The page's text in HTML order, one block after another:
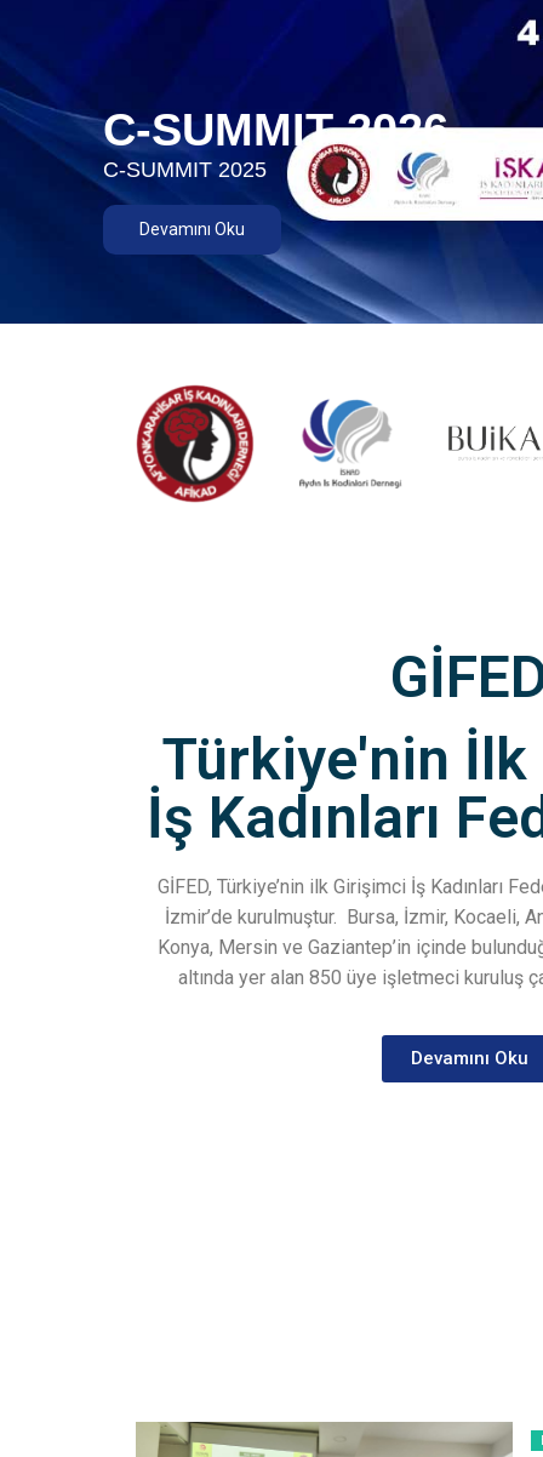
C-SUMMIT 2026
C-SUMMIT 2025
Devamını Oku
Türkiye'nin
İş Kadınları
GİFED, Türkiye’nin ilk Girişimci İş Kadınları
İzmir’de kurulmuştur. Bursa, İzmir, Kocaeli,
Konya, Mersin ve Gaziantep’in içinde
altında yer alan 850 üye işletmeci kuruluş
Devamını Oku